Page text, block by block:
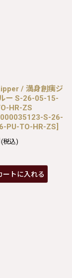
/ 満身創痍ジ
ー S-26-05-15-
HR-ZS
S-26-
PU-TO-HR-ZS]
(税込)
ートに入れる